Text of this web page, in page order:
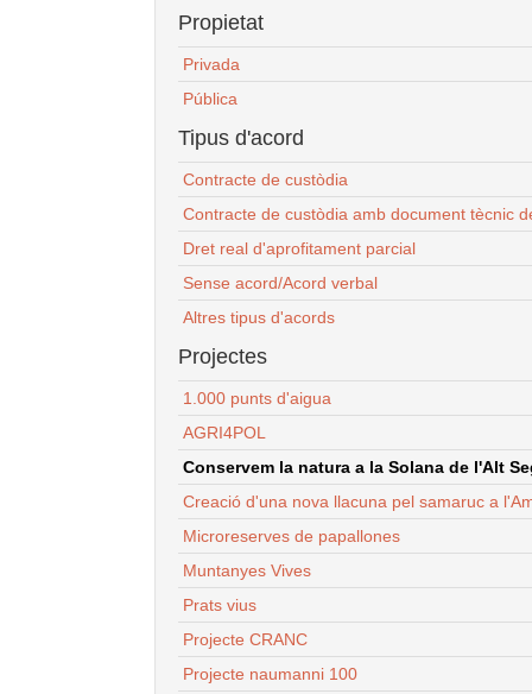
Propietat
Privada
Pública
Tipus d'acord
Contracte de custòdia
Contracte de custòdia amb document tècnic
Dret real d'aprofitament parcial
Sense acord/Acord verbal
Altres tipus d'acords
Projectes
1.000 punts d'aigua
AGRI4POL
Conservem la natura a la Solana de l'Alt
Creació d'una nova llacuna pel samaruc a
Microreserves de papallones
Muntanyes Vives
Prats vius
Projecte CRANC
Projecte naumanni 100